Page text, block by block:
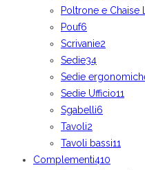
Poltrone e Chaise
Pouf6
Scrivanie2
Sedie34
Sedie
Sedie Ufficio11
Sgabelli6
Tavoli2
Tavoli bassi11
Complementi410